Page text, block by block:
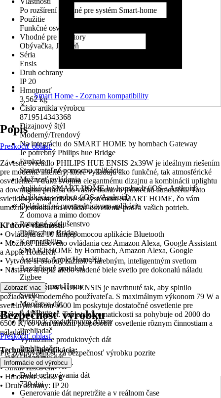
Po rozšírení vhodné pre systém Smart-home
Použitie
Funkčné osvetlenie
Vhodné pre priestory
Obývačka, Jedáleň
Séria
Ensis
Druh ochrany
IP 20
Hmotnosť
3,562 kg
Číslo artikla výrobcu
8719514343368
Dizajnový štýl
Moderný/Trendový
Na integráciu do SMART HOME by hornbach Gateway
Je potrebný Philips hue Bridge
Funkcie
Stmievateľné pomocou aplikácie
Možnosť ovládania
Aplikácia SMART HOME by hornbach (iOS a Android),
Aplikácia výrobcu (iOS a Android)
Ovládateľné prostredníctvom aplikácie
Z domova a mimo domov
Potrebné príslušenstvo
Philips hue Bridge
Kompatibilita
SMART HOME by Hornbach, Amazon Alexa, Google
Assistant, Apple HomeKit
Bezdrôtový protokol
Zigbee
Oblasť Smart Home
Svetlo
Množstvo dát
0,4 Mbyte
Prístup k produktovým dátam
Prehliadač
Vymazanie produktových dát
Prehliadač
Ukladanie dát
Gerät & Server
Doba uchovávania dát
730 dni
Generovanie dát nepretržite a v reálnom čase
Smart Home - Zoznam kompatibility
Popis
Preskočiť oblasť
Závesné svietidlo PHILIPS HUE ENSIS 2x39W je ideálnym riešením
pre moderné interiéry, ktoré vyžadujú ako funkčné, tak atmosférické
osvetlenie. Vďaka svojmu elegantnému dizajnu a kombinácii uplightu
a downlightu prináša do vášho domova jedinečnú atmosféru. Toto
svietidlo je kompatibilné so systémom SMART HOME, čo vám
umožní jednoducho ovládať osvetlenie podľa vašich potrieb.
Kľúčové vlastnosti:
• Ovládajte až 10 lámp pomocou aplikácie Bluetooth
• Možnosť hlasového ovládania cez Amazon Alexa, Google Assistant
a Apple HomeKit
• Vytvorte si osobný zážitok s farebným, inteligentným svetlom
• Nastavte si teplé alebo studené biele svetlo pre dokonalú náladu
Svietidlo PHILIPS HUE ENSIS je navrhnuté tak, aby splnilo
požiadavky moderného používateľa. S maximálnym výkonom 79 W a
svetelným tokom 5500 lm poskytuje dostatočné osvetlenie pre
akýkoľvek priestor. Teplota chromatickosti sa pohybuje od 2000 do
6500 K, čo vám umožní prispôsobiť osvetlenie rôznym činnostiam a
náladám.
Technická špecifikácia:
• Dĺžka: 129.8 cm
• Šírka: 129.8 cm
• Hmotnosť: 3562 g
• Druh ochrany: IP 20
Zobraziť viac
Bezpečnosť výrobku
Preskočiť oblasť
Pre zodpovednosť za bezpečnosť výrobku pozrite
Informácie od výrobcu .